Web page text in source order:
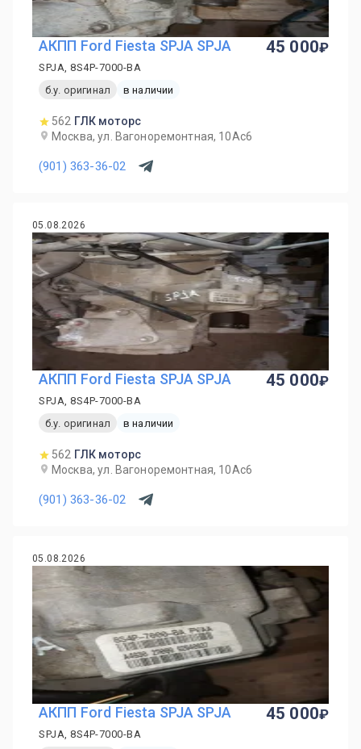
АКПП Ford Fiesta SPJA SPJA
SPJA, 8S4P-7000-BA
б.у. оригинал
в наличии
562 ГЛК моторс
Москва, ул. Вагоноремонтная, 10Ас6
(901) 363-36-02
45 000
05.08.2026
АКПП Ford Fiesta SPJA SPJA
SPJA, 8S4P-7000-BA
б.у. оригинал
в наличии
562 ГЛК моторс
Москва, ул. Вагоноремонтная, 10Ас6
(901) 363-36-02
45 000
05.08.2026
АКПП Ford Fiesta SPJA SPJA
SPJA, 8S4P-7000-BA
45 000